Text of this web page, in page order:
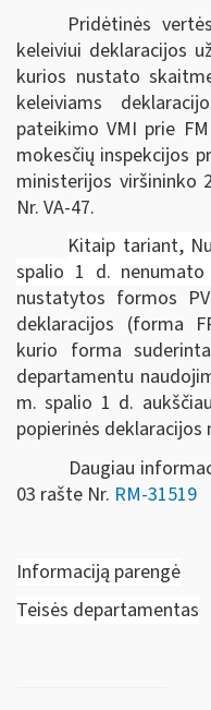
Pridėtinės
keleiviui deklaracijos
kurios nustato
keleiviams
pateikimo VMI prie
mokesčių inspekcijos
ministerijos viršininko
Nr. VA-47.
Kitaip tariant,
spalio 1 d.
nustatytos formos
deklaracijos (forma
kurio forma
departamentu
m. spalio 1 d.
popierinės deklaracijos
Daugiau
03 rašte Nr. RM-31519
Informaciją parengė
Teisės departamentas